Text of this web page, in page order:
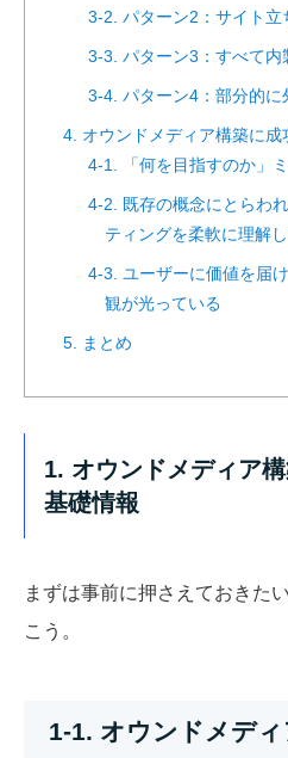
3-2. パターン2：サイト立
3-3. パターン3：すべて内
3-4. パターン4：部分的に
4. オウンドメディア構築に成
4-1. 「何を目指すのか」
4-2. 既存の概念にとらわ
ティングを柔軟に理解
4-3. ユーザーに価値を届
観が光っている
5. まとめ
1. オウンドメディア
基礎情報
まずは事前に押さえておきた
こう。
1-1. オウンドメデ